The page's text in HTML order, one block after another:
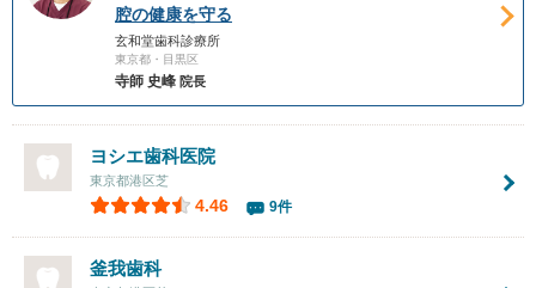
腔の健康を守る
玄和堂歯科診療所
東京都・目黒区
寺師 史峰 院長
ヨシエ歯科医院
東京都港区芝
4.46 9件
釜我歯科